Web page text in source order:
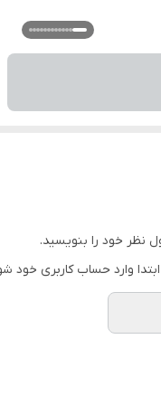
نظر خود را بنویسید.
وارد حساب کاربری خود